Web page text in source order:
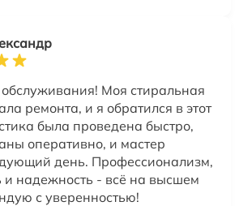
Моя стиральная
ремонта, и я обратился в этот
была проведена быстро,
оперативно, и мастер
день. Профессионализм,
и надежность - всё на высшем
с уверенностью!